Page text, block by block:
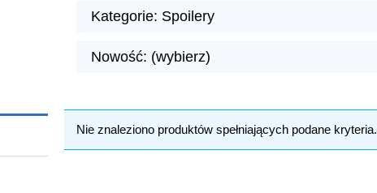
Kategorie: Spoilery
Nowość: (wybierz)
Nie znaleziono produktów spełniających podane kryteria.